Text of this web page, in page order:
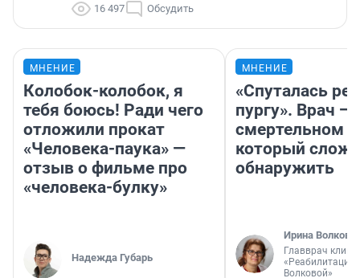
16 497 Обсудить
МНЕНИЕ
Колобок-колобок, я
тебя боюсь! Ради чего
отложили прокат
«Человека-паука» —
отзыв о фильме про
«человека-булку»
Надежда Губарь
МНЕНИЕ
«Спуталась
пургу». Врач —
смертельном
который
обнаружить
Ирина Волкова
Главврач
«Реабилитация
Волковой»